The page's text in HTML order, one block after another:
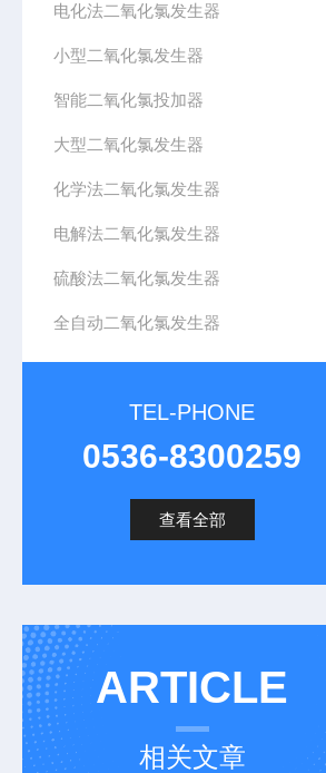
电化法二氧化氯发生器
小型二氧化氯发生器
智能二氧化氯投加器
大型二氧化氯发生器
化学法二氧化氯发生器
电解法二氧化氯发生器
硫酸法二氧化氯发生器
全自动二氧化氯发生器
TEL-PHONE
0536-8300259
查看全部
ARTICLE
相关文章